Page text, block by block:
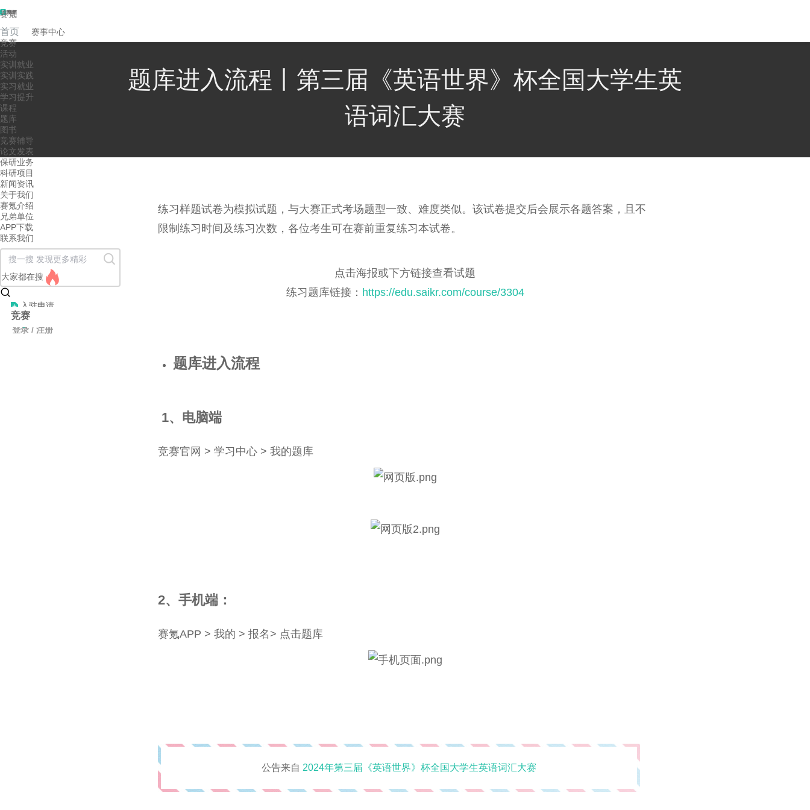
赛氪
首页
赛事中心
竞赛
活动
实训就业
实训实践
实习就业
学习提升
课程
题库
图书
竞赛辅导
论文发表
保研业务
科研项目
新闻资讯
关于我们
赛氪介绍
兄弟单位
APP下载
联系我们
大家都在搜
入驻申请
发布
竞赛
活动
登录 / 注册
题库进入流程丨第三届《英语世界》杯全国大学生英
语词汇大赛
练习样题试卷为模拟试题，与大赛正式考场题型一致、难度类似。该试卷提交后会展示各题答案，且不
限制练习时间及练习次数，各位考生可在赛前重复练习本试卷。
点击海报或下方链接查看试题
练习题库链接： https://edu.saikr.com/course/3304
题库进入流程
1、电脑端
竞赛官网 > 学习中心 > 我的题库
2、手机端：
赛氪APP > 我的 > 报名> 点击题库
公告来自 2024年第三届《英语世界》杯全国大学生英语词汇大赛